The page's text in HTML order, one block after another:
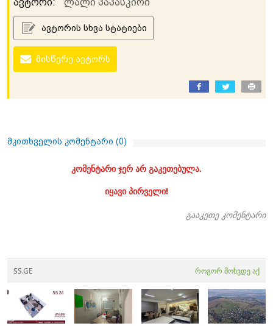
ავტორი: ლალი პაპასკირი
ავტორის სხვა სტატიები
მისწერე ავტორს
მკითხველის კომენტარი (0)
კომენტარი ჯერ არ გაკეთებულა.
იყავი პირველი!
გააკეთე კომენტარი
SS.GE როგორ მოხვდე აქ